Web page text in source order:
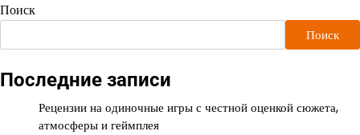
Поиск
Поиск
Последние записи
Рецензии на одиночные игры с честной оценкой сюжета,
атмосферы и геймплея